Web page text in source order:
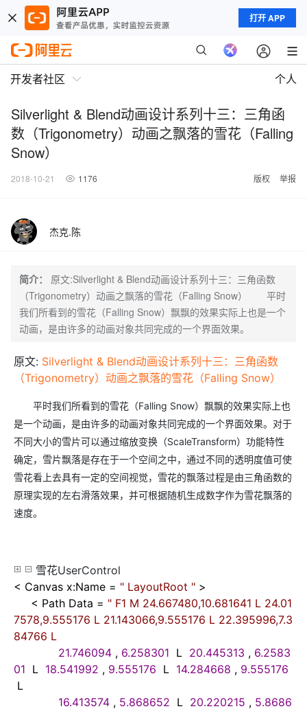
打开 APP
开发者社区 个人
Silverlight & Blend动画设计系列十三：三角函
数（Trigonometry）动画之飘落的雪花（Falling
Snow）
2018-10-21 1176 版权 举报
杰克.陈
简介：
原文:Silverlight & Blend动画设计系列十三：三角函数
（Trigonometry）动画之飘落的雪花（Falling Snow） 平时
我们所看到的雪花（Falling Snow）飘飘的效果实际上也是一个
动画，是由许多的动画对象共同完成的一个界面效果。
原文: Silverlight & Blend动画设计系列十三：三角函数
（Trigonometry）动画之飘落的雪花（Falling Snow）
平时我们所看到的雪花（Falling Snow）飘飘的效果实际上也
是一个动画，是由许多的动画对象共同完成的一个界面效果。对于
不同大小的雪片可以通过缩放变换（ScaleTransform）功能特性
确定，雪片飘落是存在于一个空间之中，通过不同的透明度值可使
雪花看上去具有一定的空间视觉，雪花的飘落过程是由三角函数的
原理实现的左右滑落效果，并可根据随机生成数字作为雪花飘落的
速度。
雪花UserControl
< Canvas x:Name = " LayoutRoot " >
< Path Data = " F1 M 24.667480,10.681641 L 24.01
7578,9.555176 L 21.143066,9.555176 L 22.395996,7.3
84766 L
21.746094 , 6.258301 L 20.445313 , 6.2583
01 L 18.541992 , 9.555176 L 14.284668 , 9.555176
L
16.413574 , 5.868652 L 20.220215 , 5.8686